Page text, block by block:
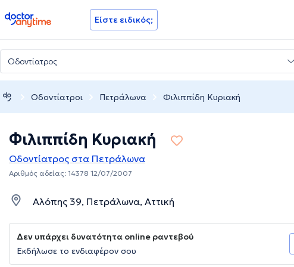
doctoranytime Είστε ειδικός;
Οδοντίατροι Πετράλωνα Φιλιππίδη Κυριακή
Φιλιππίδη Κυριακή
Οδοντίατρος στα Πετράλωνα
Αριθμός αδείας: 14378 12/07/2007
Αλόπης 39, Πετράλωνα, Αττική
Δεν υπάρχει δυνατότητα online ραντεβού
Εκδήλωσε το ενδιαφέρον σου